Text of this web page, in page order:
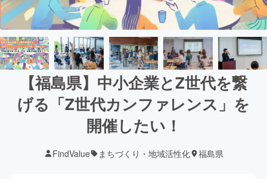
【福島県】中小企業とZ世代を繋
げる「Z世代カンファレンス」を
開催したい！
FindValue まちづくり・地域活性化 福島県